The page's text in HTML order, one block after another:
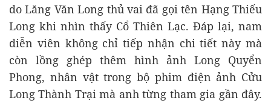
do Lăng Văn Long thủ vai đã gọi tên Hạng Thiếu
Long khi nhìn thấy Cổ Thiên Lạc. Đáp lại, nam
diễn viên không chỉ tiếp nhận chi tiết này mà
còn lồng ghép thêm hình ảnh Long Quyển
Phong, nhân vật trong bộ phim điện ảnh Cửu
Long Thành Trại mà anh từng tham gia gần đây.